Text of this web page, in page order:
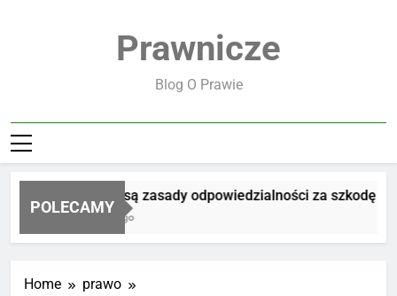
Prawnicze
Blog O Prawie
POLECAMY
Jakie są zasady odpowiedzialności za szkodę
2 Dni Ago
Home
prawo